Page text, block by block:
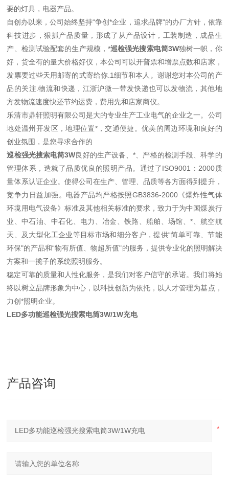
要的灯具，电器产品。
自创办以来，公司始终坚持“争创*企业，追求品牌"的办厂方针，依靠
科技进步，狠抓产品质量，形成了从产品设计，工装制造，成品生
产、检测试验配套的生产规模，*巡检强光搜索电筒3W独树一帜，你
好，货全有的量大价格好仪，本公司可以开普票和增票点数和店家，
发票要过些天用邮寄的式寄给你.1细节和本人。谢谢您对本公司的产
品的关注.物流和快递，江浙沪微一带发快递也可以发物流，其他地
方发物流速度快还节约运费，费用先和店家商仪。
乐清市鼎轩照明有限公司是大的专业生产工业电气的企业之一。公司
地处温州开发区，地理位置*，交通便捷。优美的周边环境和良好的
创业氛围，是您寻求合作的
巡检强光搜索电筒3W良好的生产设备、*、严格的检测手段、科学的
管理体系，造就了品质优良的照明产品。通过了ISO9001：2000质
量体系认证企业。使得公司在生产、管理、品质等各方面得到提升，
竞争力日益加强。电器产品均严格按照GB3836-2000《爆炸性气体
环境用电气设备》标准及其他相关标准的要求，致力于为中国煤炭行
业、中石油、中石化、电力、冶金、铁路、船舶、场馆、*、航空航
天、及大型化工企业等目标市场和细分客户，提供“简单可靠、节能
环保"的产品和“物有所值、物超所值"的服务，提供专业化的照明解决
方案和一揽子的系统照明服务。
稳定可靠的质量和人性化服务，是我们对客户信守的承诺。我们将始
终以树立品牌形象为中心，以科技创新为依托，以人才管理为基点，
力创*照明企业。
LED多功能巡检强光搜索电筒3W/1W充电
产品咨询